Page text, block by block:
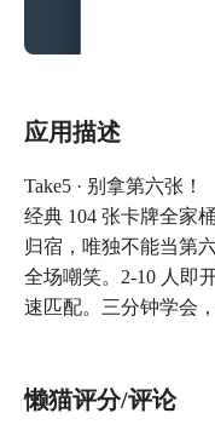
应用描述
Take5 · 别拿第六张！
经典 104 张卡牌全家
归宿，唯独不能当第
全场嘲笑。2-10 人即
速匹配。三分钟学会
懒猫评分/评论